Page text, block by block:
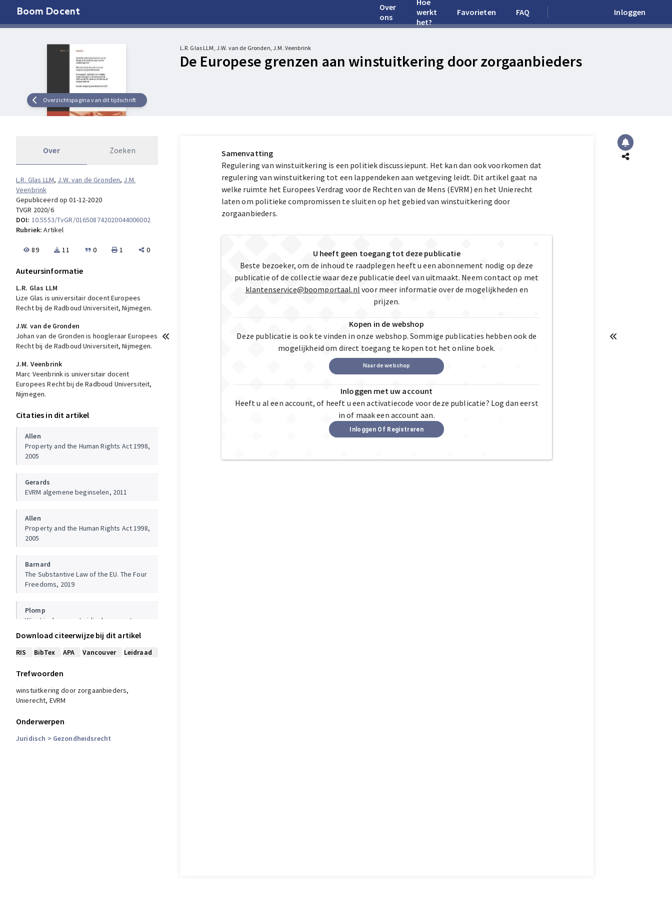
Boom Docent
Over
ons
Hoe
werkt
het?
Favorieten FAQ Inloggen
Overzichtspagina van dit tijdschrift
L.R. Glas LLM, J.W. van de Gronden, J.M. Veenbrink
De Europese grenzen aan winstuitkering door zorgaanbieders
Over Zoeken
L.R. Glas LLM, J.W. van de Gronden, J.M.
Veenbrink
Gepubliceerd op 01-12-2020
TVGR 2020/6
DOI: 10.5553/TvGR/016508742020044006002
Rubriek:Artikel
89 11 0 1 0
Auteursinformatie
L.R. Glas LLM
Lize Glas is universitair docent Europees
Recht bij de Radboud Universiteit, Nijmegen.
J.W. van de Gronden
Johan van de Gronden is hoogleraar Europees
Recht bij de Radboud Universiteit, Nijmegen.
J.M. Veenbrink
Marc Veenbrink is universitair docent
Europees Recht bij de Radboud Universiteit,
Nijmegen.
Citaties in dit artikel
Allen
Property and the Human Rights Act 1998,
2005
Gerards
EVRM algemene beginselen, 2011
Allen
Property and the Human Rights Act 1998,
2005
Barnard
The Substantive Law of the EU. The Four
Freedoms, 2019
Plomp
Winst in de zorg. Juridische aspecten van
2011
Winst in de zorg. Juridische aspecten van
winstuitkering door zorginstellingen,
Gronden, van de
tegen Spanje: een goed evenwicht
Download citeerwijze bij dit artikel
RIS BibTex APA Vancouver Leidraad
Trefwoorden
winstuitkering door zorgaanbieders,
Unierecht, EVRM
Onderwerpen
Juridisch > Gezondheidsrecht
Samenvatting
Regulering van winstuitkering is een politiek discussiepunt. Het kan dan ook voorkomen dat
regulering van winstuitkering tot een lappendeken aan wetgeving leidt. Dit artikel gaat na
welke ruimte het Europees Verdrag voor de Rechten van de Mens (EVRM) en het Unierecht
laten om politieke compromissen te sluiten op het gebied van winstuitkering door
zorgaanbieders.
U heeft geen toegang tot deze publicatie
Beste bezoeker, om de inhoud te raadplegen heeft u een abonnement nodig op deze
publicatie of de collectie waar deze publicatie deel van uitmaakt. Neem contact op met
klantenservice@boomportaal.nl voor meer informatie over de mogelijkheden en
prijzen.
Kopen in de webshop
Deze publicatie is ook te vinden in onze webshop. Sommige publicaties hebben ook de
mogelijkheid om direct toegang te kopen tot het online boek.
Naar de webshop
Inloggen met uw account
Heeft u al een account, of heeft u een activatiecode voor deze publicatie? Log dan eerst
in of maak een account aan.
Inloggen Of Registreren